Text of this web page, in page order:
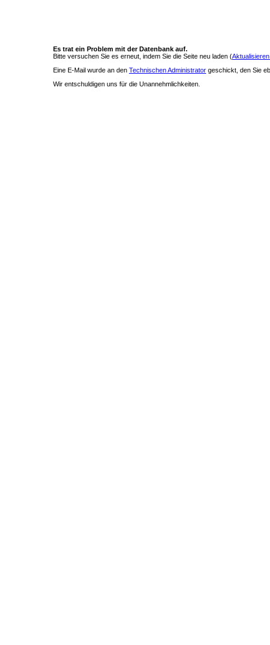
Es trat ein Problem mit der Datenbank auf.
Bitte versuchen Sie es erneut, indem Sie die Seite neu laden (
Eine E-Mail wurde an den Technischen Administrator geschickt, den Sie
Wir entschuldigen uns für die Unannehmlichkeiten.